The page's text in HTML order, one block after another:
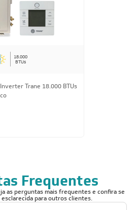
18.000
BTUs
Trane 18.000 BTUs
Frequentes
as perguntas mais frequentes e confira se
para outros clientes.